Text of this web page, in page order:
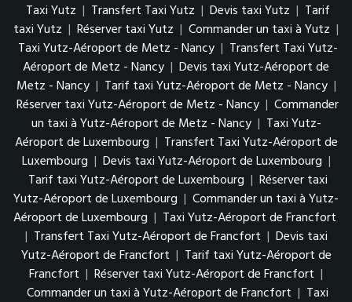
Taxi Yutz | Transfert Taxi Yutz | Devis taxi Yutz | Tarif
taxi Yutz | Réserver taxi Yutz | Commander un taxi à Yutz |
Taxi Yutz-Aéroport de Metz - Nancy | Transfert Taxi Yutz-
Aéroport de Metz - Nancy | Devis taxi Yutz-Aéroport de
Metz - Nancy | Tarif taxi Yutz-Aéroport de Metz - Nancy |
Réserver taxi Yutz-Aéroport de Metz - Nancy | Commander
un taxi à Yutz-Aéroport de Metz - Nancy | Taxi Yutz-
Aéroport de Luxembourg | Transfert Taxi Yutz-Aéroport de
Luxembourg | Devis taxi Yutz-Aéroport de Luxembourg |
Tarif taxi Yutz-Aéroport de Luxembourg | Réserver taxi
Yutz-Aéroport de Luxembourg | Commander un taxi à Yutz-
Aéroport de Luxembourg | Taxi Yutz-Aéroport de Francfort
| Transfert Taxi Yutz-Aéroport de Francfort | Devis taxi
Yutz-Aéroport de Francfort | Tarif taxi Yutz-Aéroport de
Francfort | Réserver taxi Yutz-Aéroport de Francfort |
Commander un taxi à Yutz-Aéroport de Francfort | Taxi